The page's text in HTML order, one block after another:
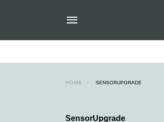
HOME SENSORUPGRADE
SensorUpgrade